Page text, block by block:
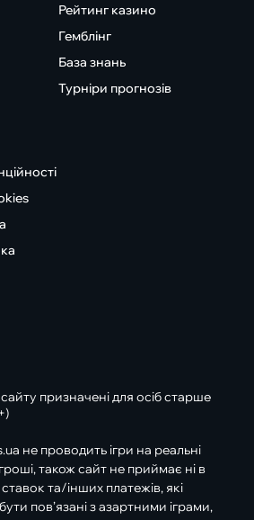
Рейтинг казино
Гемблінг
База знань
Турніри прогнозів
призначені для осіб старше
не проводить ігри на реальні
також сайт не приймає ні в
та/інших платежів, які
пов’язані з азартними іграми,